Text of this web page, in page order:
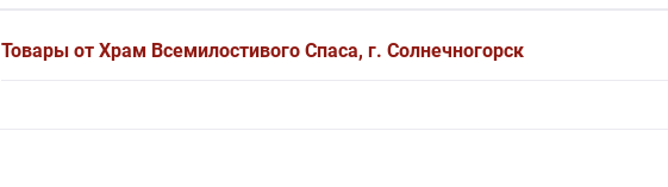
Товары от Храм Всемилостивого Спаса, г. Солнечногорск